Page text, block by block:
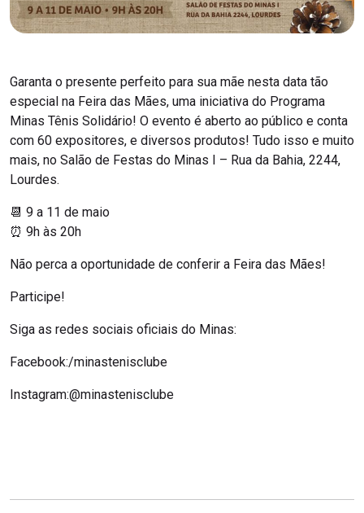
Garanta o presente perfeito para sua mãe nesta data tão
especial na Feira das Mães, uma iniciativa do Programa
Minas Tênis Solidário! O evento é aberto ao público e conta
com 60 expositores, e diversos produtos! Tudo isso e muito
mais, no Salão de Festas do Minas I – Rua da Bahia, 2244,
Lourdes.
📆 9 a 11 de maio
⏰ 9h às 20h
Não perca a oportunidade de conferir a Feira das Mães!
Participe!
Siga as redes sociais oficiais do Minas:
Facebook:/minastenisclube
Instagram:@minastenisclube